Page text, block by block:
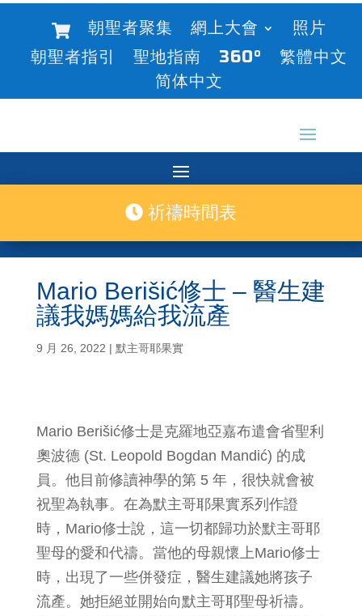
朝聖者聚集 網上大會
照片
朝聖者指引
聖地指南 360°
繁體中文
简体中文
祈禱時間表
Mario Berišić修士 – 醫生建
議我媽媽給我流產
9 月 26, 2022 | 默主哥耶果實
Mario Berišić修士是克羅地亞嘉布遣會省聖利
奧波德 (St. Leopold Bogdan Mandić) 的成
員。他目前修讀神學的第 5 年，很快就會被
祝聖為執事。在為默主哥耶果實系列作證
時，Mario修士說，這一切都歸功於默主哥耶
聖母的愛和代禱。當他的母親懷上Mario修士
時，出現了一些併發症，醫生建議她將孩子
流產。她拒絕並開始向默主哥耶聖母祈禱。